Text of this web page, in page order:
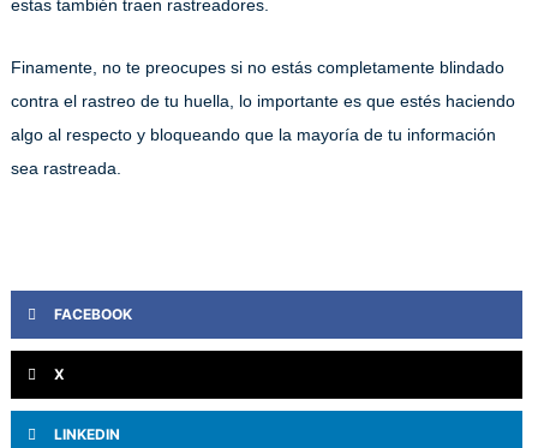
estas también traen rastreadores.
Finamente, no te preocupes si no estás completamente blindado
contra el rastreo de tu huella, lo importante es que estés haciendo
algo al respecto y bloqueando que la mayoría de tu información
sea rastreada.
FACEBOOK
X
LINKEDIN